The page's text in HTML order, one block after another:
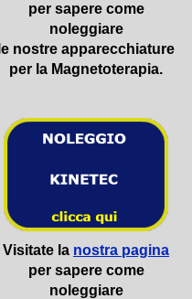
per sapere come
noleggiare
le nostre apparecchiature
per la Magnetoterapia.
Visitate la nostra pagina
per sapere come
noleggiare